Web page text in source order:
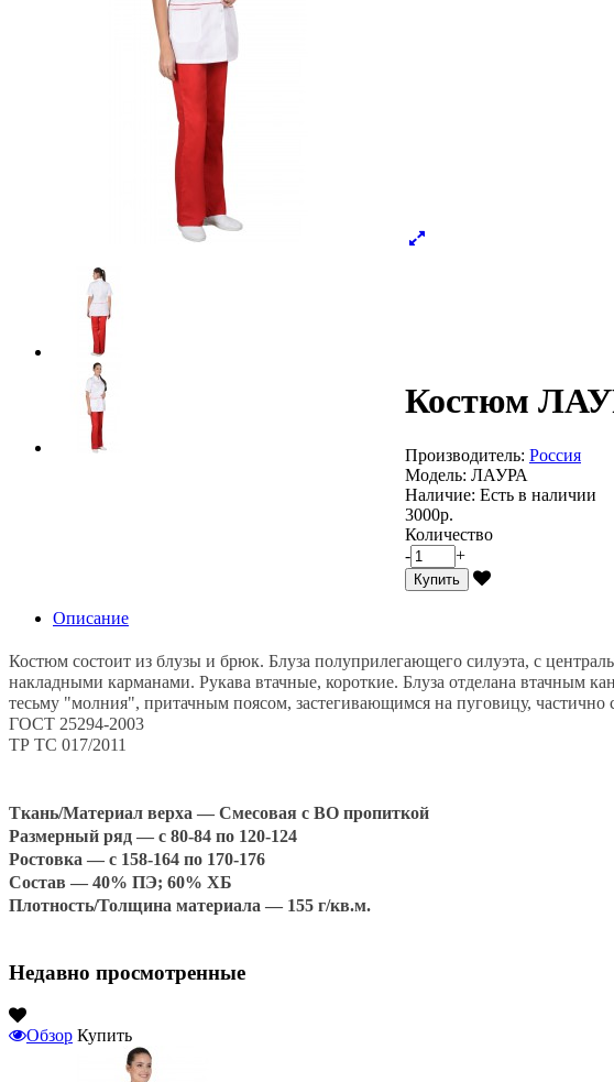
Костюм
Производитель: Россия
Модель: ЛАУРА
Наличие: Есть в наличии
3000р.
Количество
-
+
Купить
Описание
Костюм состоит из блузы и брюк. Блуза полуприлегающего силуэта, с
накладными карманами. Рукава втачные, короткие. Блуза отделана втачным
тесьму "молния", притачным поясом, застегивающимся на пуговицу,
ГОСТ 25294-2003
ТР ТС 017/2011
Ткань/Материал верха — Смесовая с ВО пропиткой
Размерный ряд — с 80-84 по 120-124
Ростовка — с 158-164 по 170-176
Состав — 40% ПЭ; 60% ХБ
Плотность/Толщина материала — 155 г/кв.м.
Недавно просмотренные
Обзор Купить